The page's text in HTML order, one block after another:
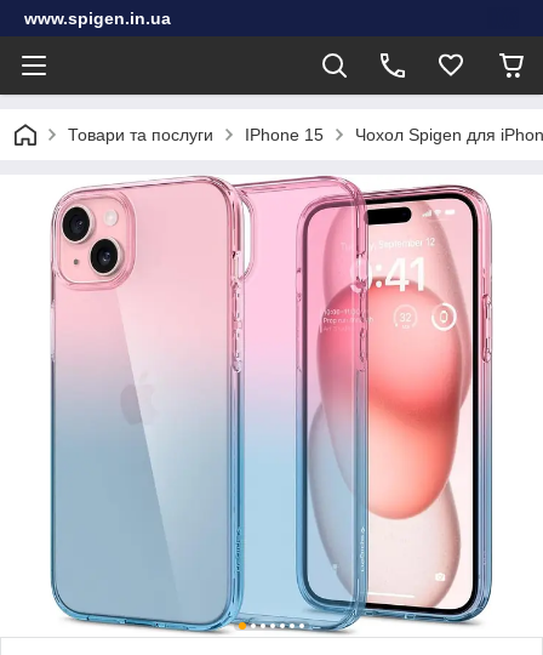
www.spigen.in.ua
Товари та послуги IPhone 15 Чохол Spigen для